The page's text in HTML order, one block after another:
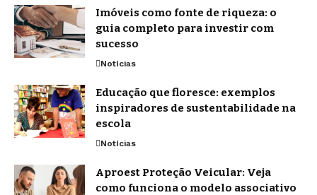
Imóveis como fonte de riqueza: o
guia completo para investir com
sucesso
Notícias
Educação que floresce: exemplos
inspiradores de sustentabilidade na
escola
Notícias
Aproest Proteção Veicular: Veja
como funciona o modelo associativo